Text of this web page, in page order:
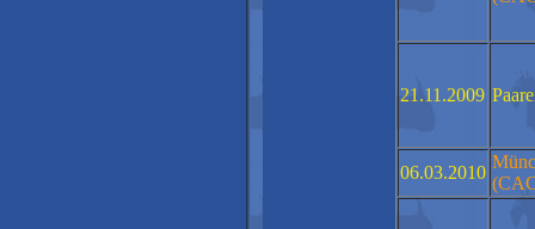
21.11.2009
06.03.2010